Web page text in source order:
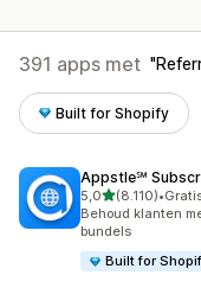
391 apps met
Built for Shopify
Appstle℠
5,0van 5 sterren
(8.110)
8110 recensies in
•
Behoud klanten
bundels
Built for